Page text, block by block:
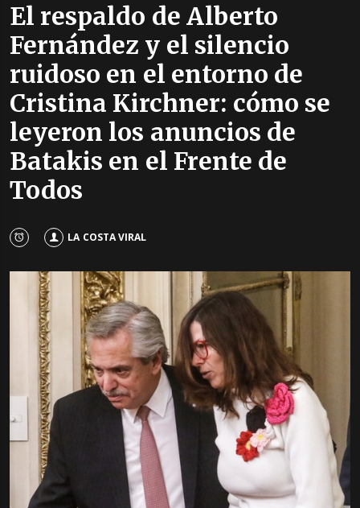
El respaldo de Alberto
Fernández y el silencio
ruidoso en el entorno de
Cristina Kirchner: cómo se
leyeron los anuncios de
Batakis en el Frente de
Todos
LA COSTA VIRAL